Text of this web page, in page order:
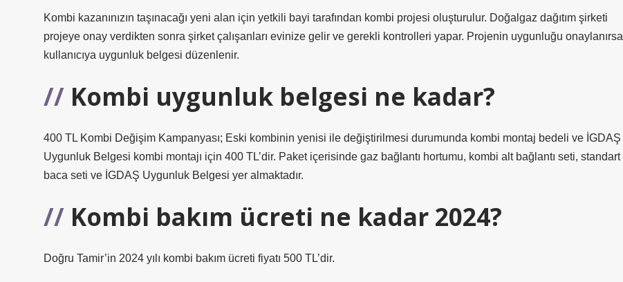
Kombi kazanınızın taşınacağı yeni alan için yetkili bayi tarafından kombi projesi oluşturulur. Doğalgaz dağıtım şirketi
projeye onay verdikten sonra şirket çalışanları evinize gelir ve gerekli kontrolleri yapar. Projenin uygunluğu onaylanırsa
kullanıcıya uygunluk belgesi düzenlenir.
Kombi uygunluk belgesi ne kadar?
400 TL Kombi Değişim Kampanyası; Eski kombinin yenisi ile değiştirilmesi durumunda kombi montaj bedeli ve İGDAŞ
Uygunluk Belgesi kombi montajı için 400 TL’dir. Paket içerisinde gaz bağlantı hortumu, kombi alt bağlantı seti, standart
baca seti ve İGDAŞ Uygunluk Belgesi yer almaktadır.
Kombi bakım ücreti ne kadar 2024?
Doğru Tamir’in 2024 yılı kombi bakım ücreti fiyatı 500 TL’dir.